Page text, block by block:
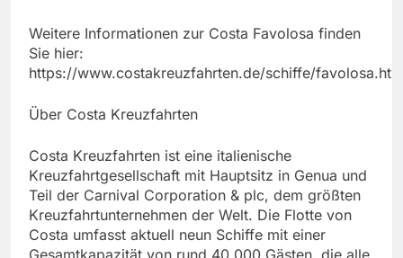
Weitere Informationen zur Costa Favolosa finden
Sie hier:
https://www.costakreuzfahrten.de/schiffe/
Über Costa Kreuzfahrten
Costa Kreuzfahrten ist eine italienische
Kreuzfahrtgesellschaft mit Hauptsitz in Genua und
Teil der Carnival Corporation & plc, dem größten
Kreuzfahrtunternehmen der Welt. Die Flotte von
Costa umfasst aktuell neun Schiffe mit einer